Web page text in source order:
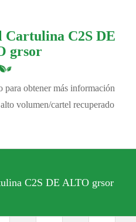
Cartulina C2S DE
grsor
obtener más información
volumen/cartel recuperado
C2S DE ALTO grsor